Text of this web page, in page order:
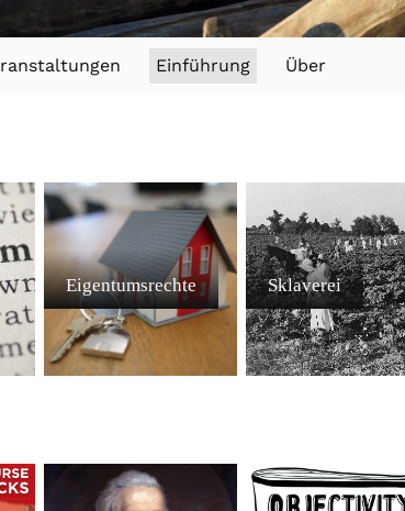
Einführung Über
Eigentumsrechte Sklaverei